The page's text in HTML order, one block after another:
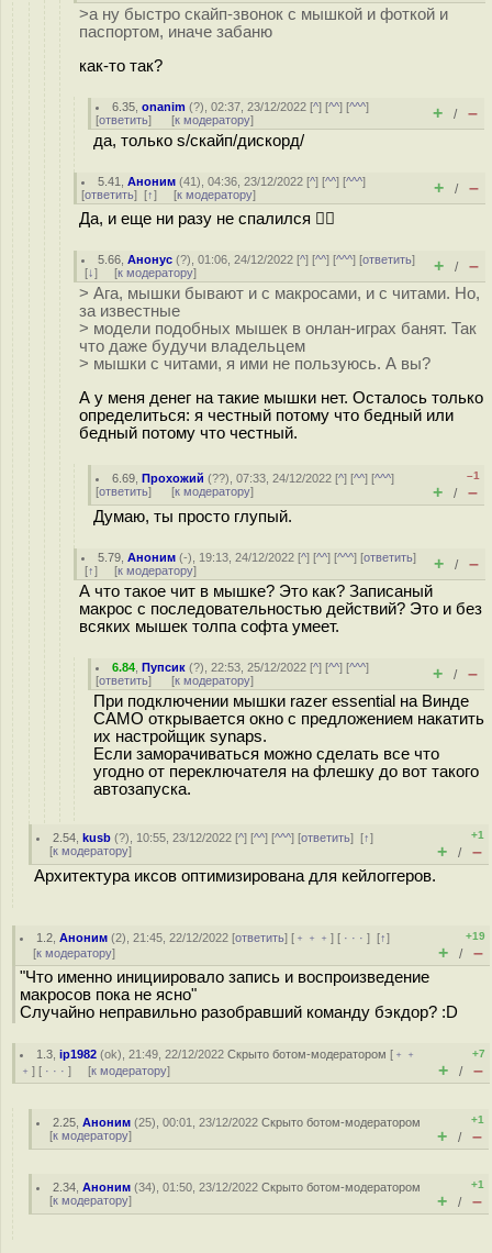
>а ну быстро скайп-звонок с мышкой и фоткой и
паспортом, иначе забаню
как-то так?
6.35 ,onanim (?), 02:37, 23/12/2022 [^] [^^] [^^^]
[ответить] [к модератору] + / –
да, только s/скайп/дискорд/
5.41 ,Аноним (41), 04:36, 23/12/2022 [^] [^^] [^^^]
[ответить] [↑] [к модератору] + / –
Да, и еще ни разу не спалился 🤷‍♂️
5.66 ,Анонус (?), 01:06, 24/12/2022 [^] [^^] [^^^] [ответить]
[↓] [к модератору] + / –
> Ага, мышки бывают и с макросами, и с читами. Но,
за известные
> модели подобных мышек в онлан-играх банят. Так
что даже будучи владельцем
> мышки с читами, я ими не пользуюсь. А вы?
А у меня денег на такие мышки нет. Осталось только
определиться: я честный потому что бедный или
бедный потому что честный.
6.69 ,Прохожий (??), 07:33, 24/12/2022 [^] [^^] [^^^]
[ответить] [к модератору]
–1
+ / –
Думаю, ты просто глупый.
5.79 ,Аноним (-), 19:13, 24/12/2022 [^] [^^] [^^^] [ответить]
[↑] [к модератору] + / –
А что такое чит в мышке? Это как? Записаный
макрос с последовательностью действий? Это и без
всяких мышек толпа софта умеет.
6.84 ,Пупсик (?), 22:53, 25/12/2022 [^] [^^] [^^^]
[ответить] [к модератору] + / –
При подключении мышки razer essential на Винде
САМО открывается окно с предложением накатить
их настройщик synaps.
Если заморачиваться можно сделать все что
угодно от переключателя на флешку до вот такого
автозапуска.
2.54 ,kusb (?), 10:55, 23/12/2022 [^] [^^] [^^^] [ответить][↑]
[к модератору]
+1
+ / –
Архитектура иксов оптимизирована для кейлоггеров.
1.2 ,Аноним (2), 21:45, 22/12/2022 [ответить] [ ﹢﹢﹢] [ · · ·][↑]
[к модератору]
+19
+ / –
"Что именно инициировало запись и воспроизведение
макросов пока не ясно"
Случайно неправильно разобравший команду бэкдор? :D
1.3 ,ip1982 (ok), 21:49, 22/12/2022Скрыто ботом-модератором [ ﹢﹢
﹢ ] [ · · · ] [к модератору]
+7
+ / –
2.25 ,Аноним (25), 00:01, 23/12/2022Скрыто ботом-модератором
[к модератору]
+1
+ / –
2.34 ,Аноним (34), 01:50, 23/12/2022Скрыто ботом-модератором
[к модератору]
+1
+ / –